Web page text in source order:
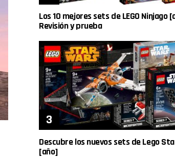
Los 10 mejores sets de LEGO Ninjago
Revisión y prueba
Descubre los nuevos sets de Lego
[año]